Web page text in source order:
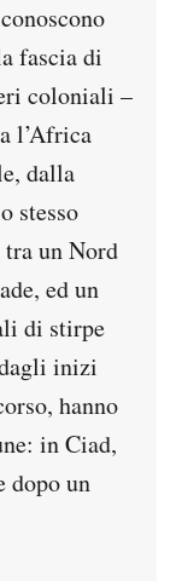
fascia di
coloniali –
l’Africa
dalla
stesso
un Nord
ed un
di stirpe
inizi
hanno
in Ciad,
dopo un